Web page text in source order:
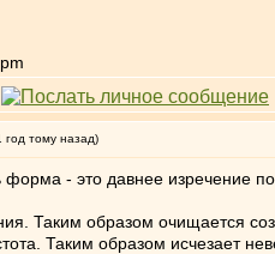
тому назад)
форма - это давнее изречение
Таким образом очищается
Таким образом исчезает